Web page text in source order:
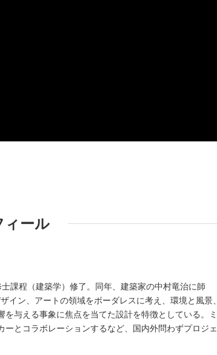
ィール
課程（建築学）修了。同年、建築家の中村竜治に師
イン、アートの領域をボーダレスに考え、環境と風景、
与える事象に焦点を当てた設計を特徴としている。ミ
とコラボレーションするなど、国内外問わずプロジェ